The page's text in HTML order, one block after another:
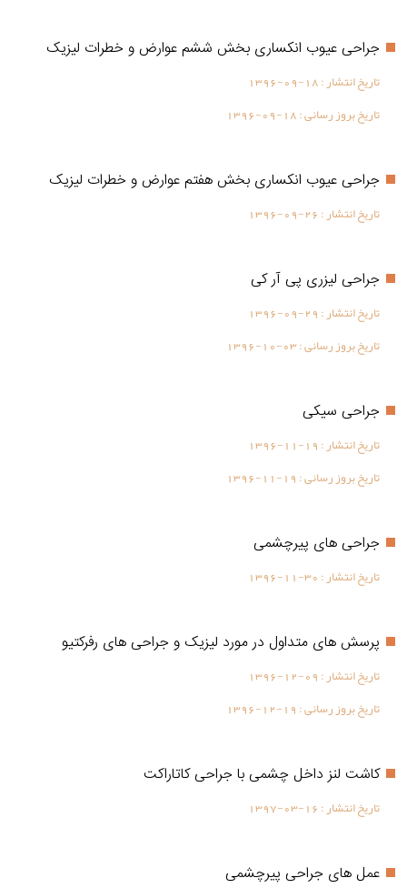
جراحی عیوب انکساری بخش ششم عوارض و خطرات لیزیک
تاریخ انتشار :1396-09-18
تاریخ بروز رسانی :1396-09-18
جراحی عیوب انکساری بخش هفتم عوارض و خطرات لیزیک
تاریخ انتشار :1396-09-26
جراحی لیزری پی آر کی
تاریخ انتشار :1396-09-29
تاریخ بروز رسانی :1396-10-03
جراحی سیکی
تاریخ انتشار :1396-11-19
تاریخ بروز رسانی :1396-11-19
جراحی های پیرچشمی
تاریخ انتشار :1396-11-30
پرسش های متداول در مورد لیزیک و جراحی های رفرکتیو
تاریخ انتشار :1396-12-09
تاریخ بروز رسانی :1396-12-19
كاشت لنز داخل چشمی با جراحی کاتاراکت
تاریخ انتشار :1397-03-16
عمل های جراحی پیرچشمی